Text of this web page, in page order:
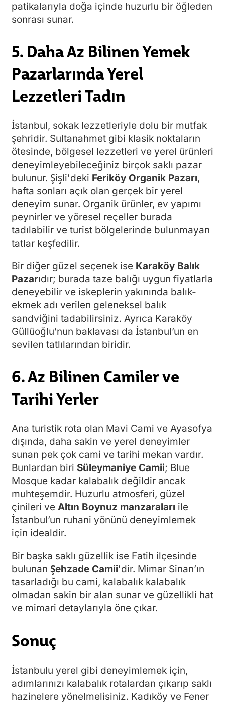
patikalarıyla doğa içinde huzurlu bir öğleden
sonrası sunar.
5. Daha Az Bilinen Yemek
Pazarlarında Yerel
Lezzetleri Tadın
İstanbul, sokak lezzetleriyle dolu bir mutfak
şehridir. Sultanahmet gibi klasik noktaların
ötesinde, bölgesel lezzetleri ve yerel ürünleri
deneyimleyebileceğiniz birçok saklı pazar
bulunur. Şişli'deki Feriköy Organik Pazarı,
hafta sonları açık olan gerçek bir yerel
deneyim sunar. Organik ürünler, ev yapımı
peynirler ve yöresel reçeller burada
tadılabilir ve turist bölgelerinde bulunmayan
tatlar keşfedilir.
Bir diğer güzel seçenek ise Karaköy Balık
Pazarıdır; burada taze balığı uygun fiyatlarla
deneyebilir ve iskeplerin yakınında balık-
ekmek adı verilen geleneksel balık
sandviğini tadabilirsiniz. Ayrıca Karaköy
Güllüoğlu’nun baklavası da İstanbul’un en
sevilen tatlılarından biridir.
6. Az Bilinen Camiler ve
Tarihi Yerler
Ana turistik rota olan Mavi Cami ve Ayasofya
dışında, daha sakin ve yerel deneyimler
sunan pek çok cami ve tarihi mekan vardır.
Bunlardan biri Süleymaniye Camii; Blue
Mosque kadar kalabalık değildir ancak
muhteşemdir. Huzurlu atmosferi, güzel
çinileri ve Altın Boynuz manzaraları ile
İstanbul’un ruhani yönünü deneyimlemek
için idealdir.
Bir başka saklı güzellik ise Fatih ilçesinde
bulunan Şehzade Camii'dir. Mimar Sinan’ın
tasarladığı bu cami, kalabalık kalabalık
olmadan sakin bir alan sunar ve güzellikli hat
ve mimari detaylarıyla öne çıkar.
Sonuç
İstanbulu yerel gibi deneyimlemek için,
adımlarınızı kalabalık rotalardan çıkarıp saklı
hazinelere yönelmelisiniz. Kadıköy ve Fener